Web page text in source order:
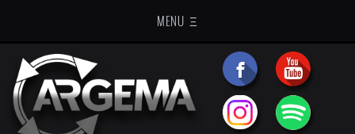
MENU Ξ